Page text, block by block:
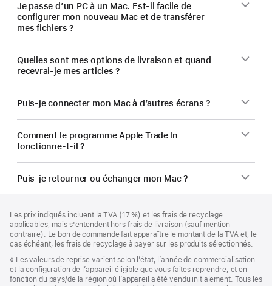
Je passe d’un PC à un Mac. Est-il facile de
configurer mon nouveau Mac et de transférer
mes fichiers ?
Quelles sont mes options de livraison et quand
recevrai-je mes articles ?
Puis-je connecter mon Mac à d’autres écrans ?
Comment le programme Apple Trade In
fonctionne-t-il ?
Puis-je retourner ou échanger mon Mac ?
de
page
de
bas
de
Les prix indiqués incluent la TVA (17 %) et les frais de recyclage
applicables, mais s'entendent hors frais de livraison (sauf mention
contraire). Le bon de commande fait apparaître le montant de la TVA et, le
cas échéant, les frais de recyclage à payer sur les produits sélectionnés.
Note
de
bas
◊ Les valeurs de reprise varient selon l’état, l’année de commercialisation
et la configuration de l’appareil éligible que vous faites reprendre, et en
fonction du pays/de la région où l’appareil a été vendu initialement. Tous les